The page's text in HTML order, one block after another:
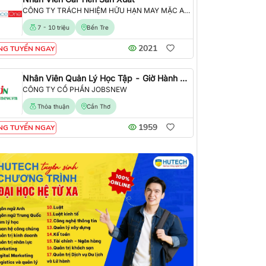
CÔNG TY TRÁCH NHIỆM HỮU HẠN MAY MẶC ALLIANCE ONE
7 - 10 triệu Bến Tre
TUYỂN NGAY 2021
Nhân Viên Quản Lý Học Tập - Giờ Hành Chính
CÔNG TY CỔ PHẦN JOBSNEW
Thỏa thuận Cần Thơ
TUYỂN NGAY 1959